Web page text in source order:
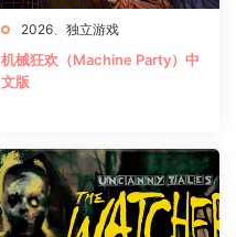
2026 独立游戏
机械狂欢（Machine Party）中
文版